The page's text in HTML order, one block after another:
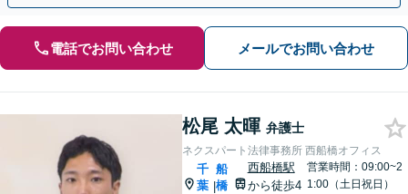
電話でお問い合わせ メールでお問い合わせ
松尾 太暉 弁護士
ネクスパート法律事務所 西船橋オフィス
千
葉 |
船
橋
西船橋駅
から徒歩4
営業時間：09:00~2
1:00（土日祝日）